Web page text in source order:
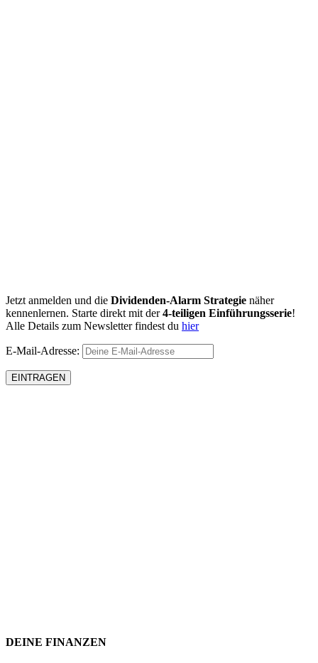
Jetzt anmelden und die Dividenden-Alarm Strategie näher
kennenlernen. Starte direkt mit der4-teiligen Einführungsserie!
Alle Details zum Newsletter findest du hier
E-Mail-Adresse:
DEINE FINANZEN